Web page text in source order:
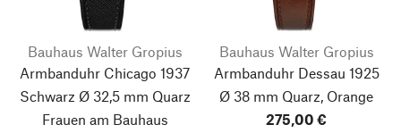
Bauhaus Walter Gropius
Armbanduhr Chicago 1937
Schwarz Ø 32,5 mm Quarz
Frauen am Bauhaus
Bauhaus Walter Gropius
Armbanduhr Dessau 1925
Ø 38 mm Quarz, Orange
275,00 €